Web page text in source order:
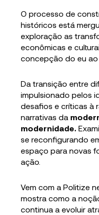
O processo de
históricos está
exploração as
econômicas e
concepção do eu
Da transição entre
impulsionado pelos
desafios e críticas à
narrativas da
modernidade.
se reconfigurando
espaço para novas
ação.
Vem com a Politize
mostra como a
continua a evoluir